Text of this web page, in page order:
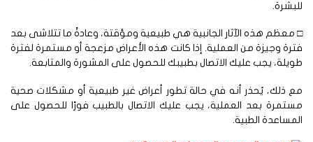
معظم هذه الآثار الجانبية هي طبيعية ومؤقتة، وعادةً ما تتلاشى بعد
وجيزة من العملية. إذا كانت هذه الأعراض مزعجة أو مستمرة لفترة
يجب عليك الاتصال بطبيبك للحصول على المشورة والمتابعة.
ذلك، يُحذر أنه في حالة تطور أعراض غير طبيعية أو مشكلات صحية
بعد العملية، يجب عليك الاتصال بالطبيب فورًا للحصول على
الطبية.